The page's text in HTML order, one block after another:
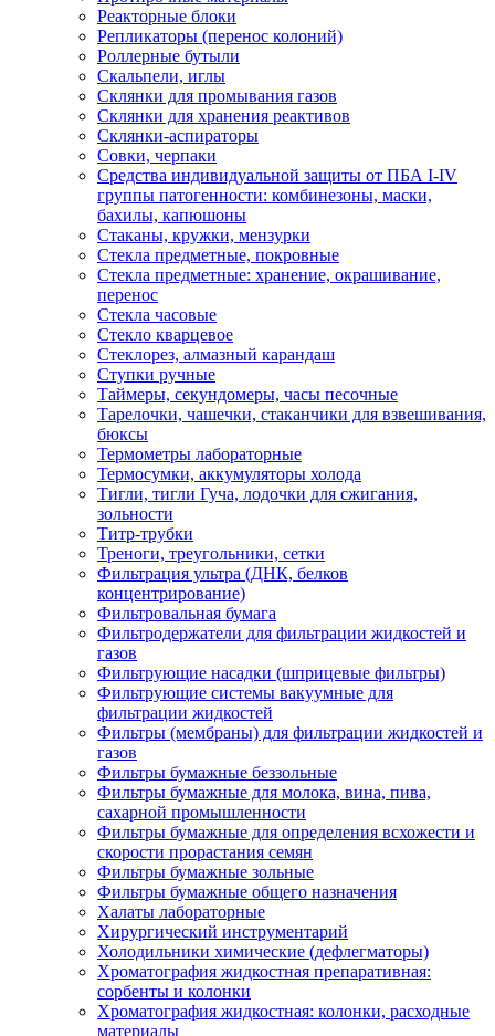
Реакторные блоки
Репликаторы (перенос колоний)
Роллерные бутыли
Скальпели, иглы
Склянки для промывания газов
Склянки для хранения реактивов
Склянки-аспираторы
Совки, черпаки
Средства индивидуальной защиты от ПБА I-IV
группы патогенности: комбинезоны, маски,
бахилы, капюшоны
Стаканы, кружки, мензурки
Стекла предметные, покровные
Стекла предметные: хранение, окрашивание,
перенос
Стекла часовые
Стекло кварцевое
Стеклорез, алмазный карандаш
Ступки ручные
Таймеры, секундомеры, часы песочные
Тарелочки, чашечки, стаканчики для взвешивания,
бюксы
Термометры лабораторные
Термосумки, аккумуляторы холода
Тигли, тигли Гуча, лодочки для сжигания,
зольности
Титр-трубки
Треноги, треугольники, сетки
Фильтрация ультра (ДНК, белков
концентрирование)
Фильтровальная бумага
Фильтродержатели для фильтрации жидкостей и
газов
Фильтрующие насадки (шприцевые фильтры)
Фильтрующие системы вакуумные для
фильтрации жидкостей
Фильтры (мембраны) для фильтрации жидкостей и
газов
Фильтры бумажные беззольные
Фильтры бумажные для молока, вина, пива,
сахарной промышленности
Фильтры бумажные для определения всхожести и
скорости прорастания семян
Фильтры бумажные зольные
Фильтры бумажные общего назначения
Халаты лабораторные
Хирургический инструментарий
Холодильники химические (дефлегматоры)
Хроматография жидкостная препаративная:
сорбенты и колонки
Хроматография жидкостная: колонки, расходные
материалы